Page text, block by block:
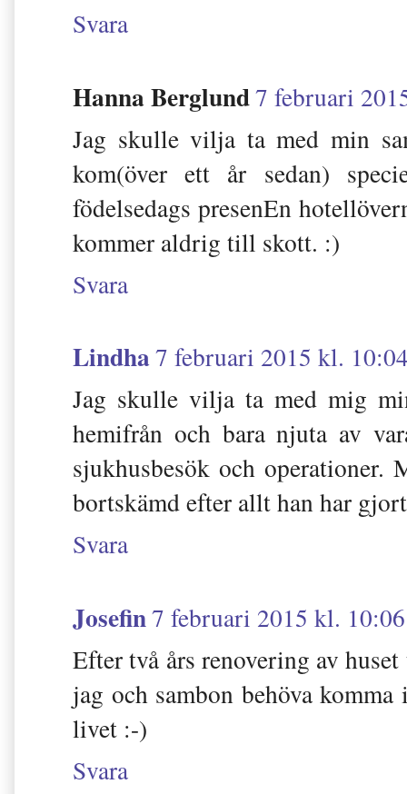
Svara
Hanna Berglund7 februari
Jag skulle vilja ta med min
kom(över ett år sedan)
födelsedags presenEn
kommer aldrig till skott. :)
Svara
Lindha7 februari 2015 kl.
Jag skulle vilja ta med mig
hemifrån och bara njuta av
sjukhusbesök och
bortskämd efter allt han har
Svara
Josefin7 februari 2015 kl. 10:06
Efter två års renovering av
jag och sambon behöva
livet :-)
Svara